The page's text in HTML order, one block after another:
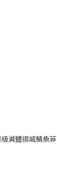
減鹽挪威鯖魚菲